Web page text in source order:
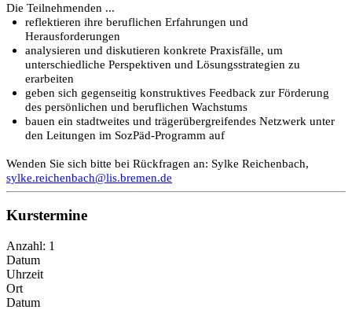
Die Teilnehmenden ...
reflektieren ihre beruflichen Erfahrungen und
Herausforderungen
analysieren und diskutieren konkrete Praxisfälle, um
unterschiedliche Perspektiven und Lösungsstrategien zu
erarbeiten
geben sich gegenseitig konstruktives Feedback zur Förderung
des persönlichen und beruflichen Wachstums
bauen ein stadtweites und trägerübergreifendes Netzwerk unter
den Leitungen im SozPäd-Programm auf
Wenden Sie sich bitte bei Rückfragen an: Sylke Reichenbach,
sylke.reichenbach@lis.bremen.de
Kurstermine
Anzahl: 1
Datum
Uhrzeit
Ort
Datum